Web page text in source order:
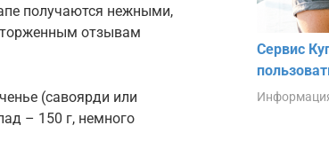
получаются нежными,
отзывам
(савоярди или
– 150 г, немного
Сервис